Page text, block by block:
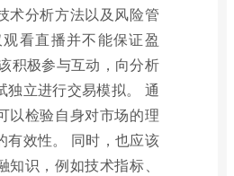
术分析方法以及风险管
看直播并不能保证盈
积极参与互动，向分析
独立进行交易模拟。 通
以检验自身对市场的理
有效性。 同时，也应该
识，例如技术指标、